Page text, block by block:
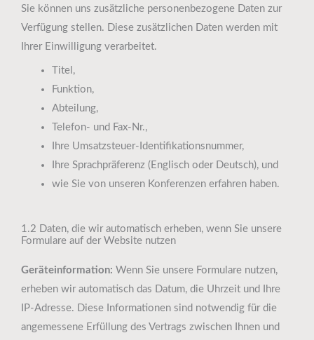
Sie können uns zusätzliche personenbezogene Daten zur
Verfügung stellen. Diese zusätzlichen Daten werden mit
Ihrer Einwilligung verarbeitet.
Titel,
Funktion,
Abteilung,
Telefon- und Fax-Nr.,
Ihre Umsatzsteuer-Identifikationsnummer,
Ihre Sprachpräferenz (Englisch oder Deutsch), und
wie Sie von unseren Konferenzen erfahren haben.
1.2 Daten, die wir automatisch erheben, wenn Sie unsere
Formulare auf der Website nutzen
Geräteinformation: Wenn Sie unsere Formulare nutzen,
erheben wir automatisch das Datum, die Uhrzeit und Ihre
IP-Adresse. Diese Informationen sind notwendig für die
angemessene Erfüllung des Vertrags zwischen Ihnen und